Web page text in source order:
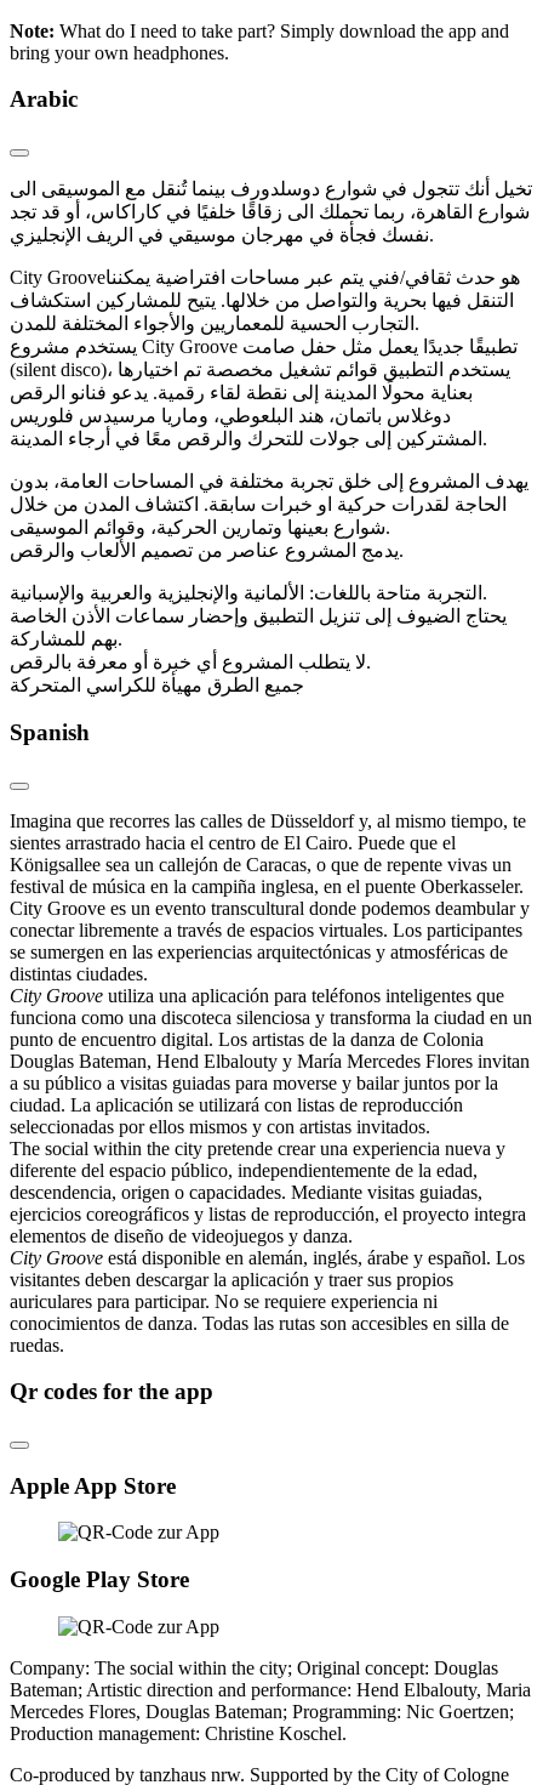
Note: What do I need to take part? Simply download the app and
bring your own headphones.
Arabic
تخيل أنك تتجول في شوارع دوسلدورف بينما تُنقل مع الموسيقى الى
شوارع القاهرة، ربما تحملك الى زقاقًا خلفيًا في كاراكاس، أو قد تجد
نفسك فجأة في مهرجان موسيقي في الريف الإنجليزي.
City Grooveهو حدث ثقافي/فني يتم عبر مساحات افتراضية يمكننا
التنقل فيها بحرية والتواصل من خلالها. يتيح للمشاركين استكشاف
التجارب الحسية للمعماريين والأجواء المختلفة للمدن.
يستخدم مشروع City Groove تطبيقًا جديدًا يعمل مثل حفل صامت
(silent disco)، يستخدم التطبيق قوائم تشغيل مخصصة تم اختيارها
بعناية محولًا المدينة إلى نقطة لقاء رقمية. يدعو فنانو الرقص
دوغلاس باتمان، هند البلعوطي، وماريا مرسيدس فلوريس
المشتركين إلى جولات للتحرك والرقص معًا في أرجاء المدينة.
يهدف المشروع إلى خلق تجربة مختلفة في المساحات العامة، بدون
الحاجة لقدرات حركية او خبرات سابقة. اكتشاف المدن من خلال
شوارع بعينها وتمارين الحركية، وقوائم الموسيقى.
يدمج المشروع عناصر من تصميم الألعاب والرقص.
التجربة متاحة باللغات: الألمانية والإنجليزية والعربية والإسبانية.
يحتاج الضيوف إلى تنزيل التطبيق وإحضار سماعات الأذن الخاصة
بهم للمشاركة.
لا يتطلب المشروع أي خبرة أو معرفة بالرقص.
جميع الطرق مهيأة للكراسي المتحركة
Spanish
Imagina que recorres las calles de Düsseldorf y, al mismo tiempo, te
sientes arrastrado hacia el centro de El Cairo. Puede que el
Königsallee sea un callejón de Caracas, o que de repente vivas un
festival de música en la campiña inglesa, en el puente Oberkasseler.
City Groove es un evento transcultural donde podemos deambular y
conectar libremente a través de espacios virtuales. Los participantes
se sumergen en las experiencias arquitectónicas y atmosféricas de
distintas ciudades.
City Groove utiliza una aplicación para teléfonos inteligentes que
funciona como una discoteca silenciosa y transforma la ciudad en un
punto de encuentro digital. Los artistas de la danza de Colonia
Douglas Bateman, Hend Elbalouty y María Mercedes Flores invitan
a su público a visitas guiadas para moverse y bailar juntos por la
ciudad. La aplicación se utilizará con listas de reproducción
seleccionadas por ellos mismos y con artistas invitados.
The social within the city pretende crear una experiencia nueva y
diferente del espacio público, independientemente de la edad,
descendencia, origen o capacidades. Mediante visitas guiadas,
ejercicios coreográficos y listas de reproducción, el proyecto integra
elementos de diseño de videojuegos y danza.
City Groove está disponible en alemán, inglés, árabe y español. Los
visitantes deben descargar la aplicación y traer sus propios
auriculares para participar. No se requiere experiencia ni
conocimientos de danza. Todas las rutas son accesibles en silla de
ruedas.
Qr codes for the app
Apple App Store
Google Play Store
Company: The social within the city; Original concept: Douglas
Bateman; Artistic direction and performance: Hend Elbalouty, Maria
Mercedes Flores, Douglas Bateman; Programming: Nic Goertzen;
Production management: Christine Koschel.
Co-produced by tanzhaus nrw. Supported by the City of Cologne